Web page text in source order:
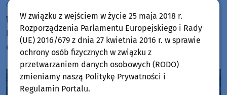
czwartek, 6 sierpnia 2026, 10:00
W sobotę (8.08) w Chojnicach Targi Rodzinne Baby
Boom. Będą porady specjalistów i animacje dla
całych rodzin
W związku z wejściem w życie 25 maja 2018 r.
Rozporządzenia Parlamentu Europejskiego i Rady
(UE) 2016/679 z dnia 27 kwietnia 2016 r. w sprawie
ochrony osób fizycznych w związku z
przetwarzaniem danych osobowych (RODO)
zmieniamy naszą Politykę Prywatności i
Regulamin Portalu.